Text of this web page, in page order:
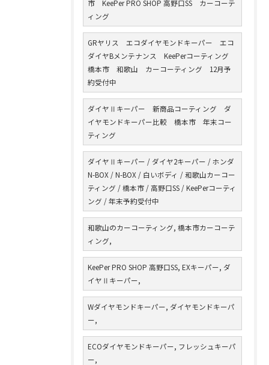
市 KeePer PRO SHOP 高野口SS カーコーテ
ィング
GRヤリス エコダイヤモンドキーパー エコ
ダイヤBメンテナンス KeePerコーティング
橋本市 和歌山 カーコーティング 12月予
約受付中
ダイヤⅡキーパー 新商品コーティング ダ
イヤモンドキーパー比較 橋本市 年末コー
ティング
ダイヤⅡキーパー / ダイヤ2キーパー / ホンダ
N-BOX / N-BOX / 白いボディ / 和歌山カーコー
ティング / 橋本市 / 高野口SS / KeePerコーティ
ング / 年末予約受付中
和歌山のカーコーティング, 橋本市カーコーテ
ィング,
KeePer PRO SHOP 高野口SS, EXキーパー, ダ
イヤⅡキーパー,
Wダイヤモンドキーパー, ダイヤモンドキーパ
ー,
ECOダイヤモンドキーパー, フレッシュキーパ
ー,